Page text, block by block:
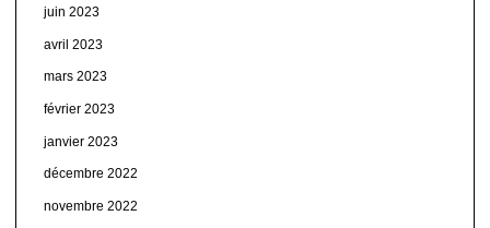
juin 2023
avril 2023
mars 2023
février 2023
janvier 2023
décembre 2022
novembre 2022